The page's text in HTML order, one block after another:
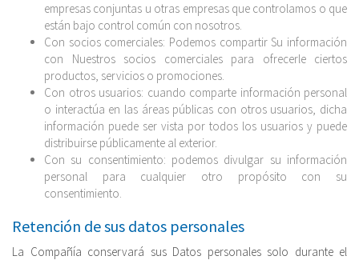
empresas conjuntas u otras empresas que controlamos o que
están bajo control común con nosotros.
Con socios comerciales: Podemos compartir Su información
con Nuestros socios comerciales para ofrecerle ciertos
productos, servicios o promociones.
Con otros usuarios: cuando comparte información personal
o interactúa en las áreas públicas con otros usuarios, dicha
información puede ser vista por todos los usuarios y puede
distribuirse públicamente al exterior.
Con su consentimiento: podemos divulgar su información
personal para cualquier otro propósito con su
consentimiento.
Retención de sus datos personales
La Compañía conservará sus Datos personales solo durante el